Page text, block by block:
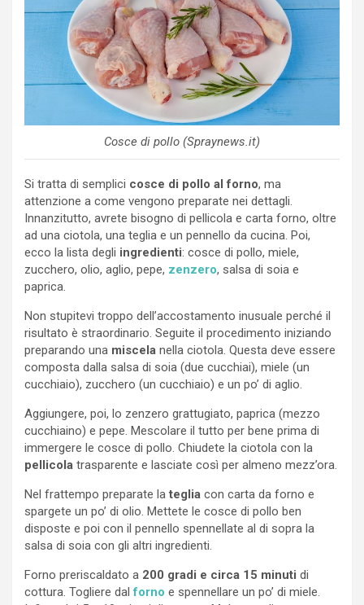
Cosce di pollo (Spraynews.it)
Si tratta di semplici cosce di pollo al forno, ma
attenzione a come vengono preparate nei dettagli.
Innanzitutto, avrete bisogno di pellicola e carta forno, oltre
ad una ciotola, una teglia e un pennello da cucina. Poi,
ecco la lista degli ingredienti: cosce di pollo, miele,
zucchero, olio, aglio, pepe, zenzero, salsa di soia e
paprica.
Non stupitevi troppo dell’accostamento inusuale perché il
risultato è straordinario. Seguite il procedimento iniziando
preparando una miscela nella ciotola. Questa deve essere
composta dalla salsa di soia (due cucchiai), miele (un
cucchiaio), zucchero (un cucchiaio) e un po’ di aglio.
Aggiungere, poi, lo zenzero grattugiato, paprica (mezzo
cucchiaino) e pepe. Mescolare il tutto per bene prima di
immergere le cosce di pollo. Chiudete la ciotola con la
pellicola trasparente e lasciate così per almeno mezz’ora.
Nel frattempo preparate lateglia con carta da forno e
spargete un po’ di olio. Mettete le cosce di pollo ben
disposte e poi con il pennello spennellate al di sopra la
salsa di soia con gli altri ingredienti.
Forno preriscaldato a 200 gradi e circa 15 minuti di
cottura. Togliere dalforno e spennellare un po’ di miele.